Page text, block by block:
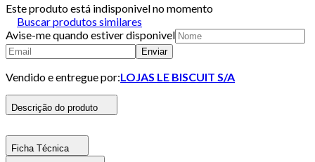
Este produto está indisponivel no momento
Buscar produtos similares
Avise-me quando estiver disponivel
Enviar
Vendido e entregue por:LOJAS LE BISCUIT S/A
Descrição do produto
Ficha Técnica